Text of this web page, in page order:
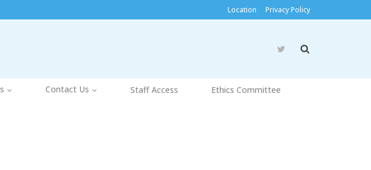
Location Privacy Policy
Contact Us Staff Access Ethics Committee